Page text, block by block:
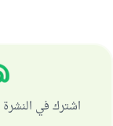
اشترك في